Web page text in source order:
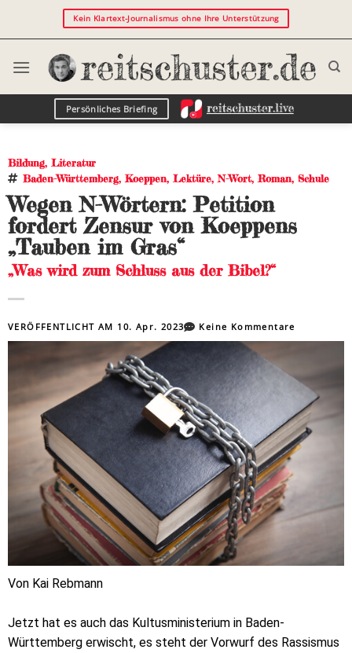
Kein Klartext-Journalismus ohne Ihre Unterstützung
Persönliches Briefing
Bildung, Literatur
Baden-Württemberg, Koeppen, Lektüre,N-Wort, Roman, Schule
Wegen N-Wörtern: Petition
fordert Zensur von Koeppens
„Tauben im Gras“
„Was wird zum Schluss aus der Bibel?“
VERÖFFENTLICHT AM 10. Apr. 2023 Keine Kommentare
Von Kai Rebmann
Jetzt hat es auch das Kultusministerium in Baden-
Württemberg erwischt, es steht der Vorwurf des Rassismus